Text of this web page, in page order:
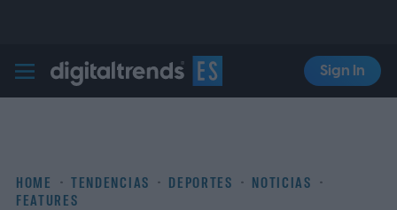
Digital Trends Español
Sign In
HOME TENDENCIAS DEPORTES
NOTICIAS
FEATURES